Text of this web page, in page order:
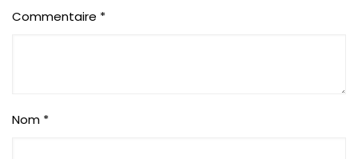
Commentaire *
Nom *